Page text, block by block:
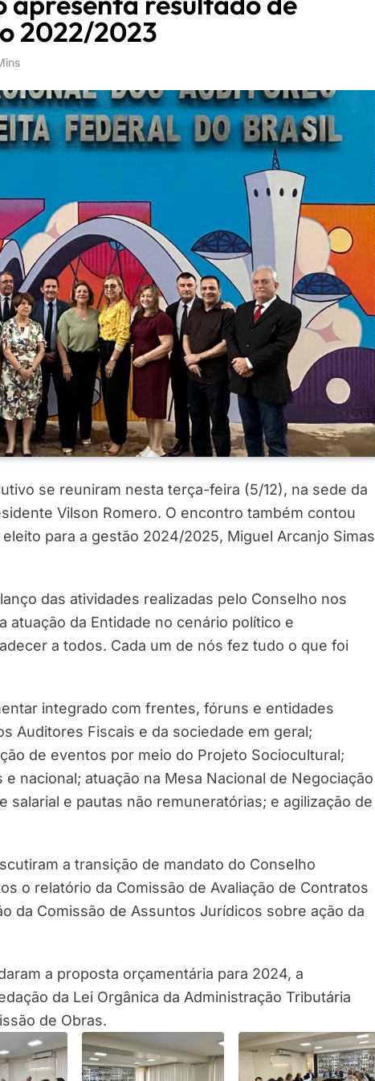
2022/2023
se reuniram nesta terça-feira (5/12), na sede da
Vilson Romero. O encontro também contou
para a gestão 2024/2025, Miguel Arcanjo Simas
das atividades realizadas pelo Conselho nos
atuação da Entidade no cenário político e
a todos. Cada um de nós fez tudo o que foi
integrado com frentes, fóruns e entidades
Auditores Fiscais e da sociedade em geral;
de eventos por meio do Projeto Sociocultural;
nacional; atuação na Mesa Nacional de Negociação
salarial e pautas não remuneratórias; e agilização de
a transição de mandato do Conselho
o relatório da Comissão de Avaliação de Contratos
da Comissão de Assuntos Jurídicos sobre ação da
a proposta orçamentária para 2024, a
da Lei Orgânica da Administração Tributária
de Obras.